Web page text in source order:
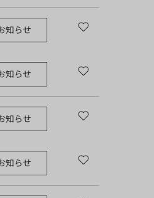
知らせ
知らせ
知らせ
知らせ